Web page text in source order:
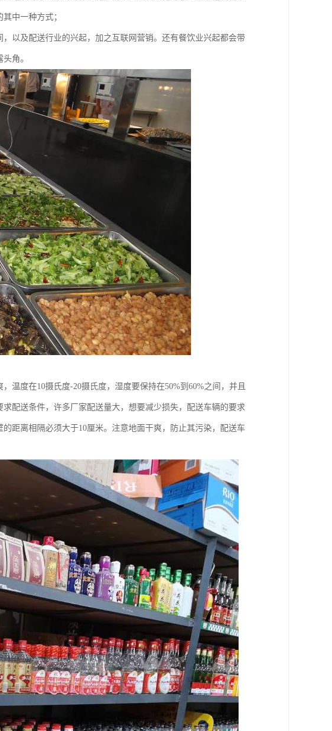
中一种方式；
以及配送行业的兴起，加之互联网营销。还有餐饮业兴起都会带
角。
温度在10摄氏度-20摄氏度，湿度要保持在50%到60%之间，并且
配送条件，许多厂家配送量大，想要减少损失，配送车辆的要求
距离相隔必须大于10厘米。注意地面干爽，防止其污染，配送车